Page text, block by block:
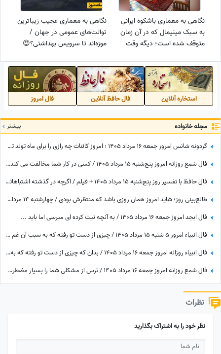
نگاهی به معماری باشکوه ایرانی
به سبک مینیمال که در آن زمان
متوقف شده است؛ دیگه وقت
/ عاشق این سبک می‌شوید!
نگاهی به معماری عجیب زیباترین
توالت‌های عمومی در جهان /
موزه‌اند تا سرویس بهداشتی؟😍
استخاره آنلاین فال حافظ آنلاین فال امروز
مجله خانواده بیشتر
گردونه شانس امروز جمعه 16 مرداد 1405 ؛ امروز کائنات چه رازی را برای ماه تولد تو فاش کرده؟
فال شمع روزانه امروز پنج‌شنبه 15 مرداد 1405 / کسی در کار شما مخالفت می کند، اما ...
فال حافظ با تفسیر روز پنج‌شنبه 15 مرداد 1405 + فیلم / اگرچه در گذشته اشتباهاتی انجام داده اید اما به زودی دوران غم و اندوه تمام می شود
طالع‌بینی روز؛ شاید امروز همان روزی باشد که منتظرش بودی / چهارشنبه 14 مرداد 1405
فال ابجد امروز جمعه 16 مرداد 1405 / به آنچه نیت کرده ای میرسی اما باید ...
فال انبیاء امروز 5 شنبه 15 مرداد 1405 / چیزی از دست تو رفته که به سبب آن غم واندوه می‌خوری، اما ...
فال انبیاء روزانه امروز جمعه 16 مرداد 1405 / بدان که چیزی از دست تو رفته که به سبب آن غم و اندوه می‌خوری، اما ...
فال شمع روزانه امروز جمعه 16 مرداد 1405 / ترس از مشکلی شما را بسیار مضطرب و آشفته می‌کند، اما شما
نظرات
نظر خود را به اشتراک بگذارید